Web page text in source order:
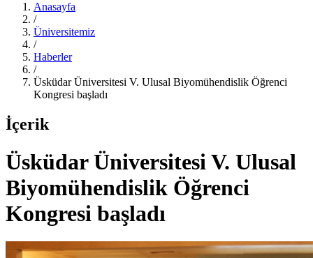
Anasayfa
/
Üniversitemiz
/
Haberler
/
Üsküdar Üniversitesi V. Ulusal Biyomühendislik Öğrenci
Kongresi başladı
İçerik
Üsküdar Üniversitesi V. Ulusal
Biyomühendislik Öğrenci
Kongresi başladı